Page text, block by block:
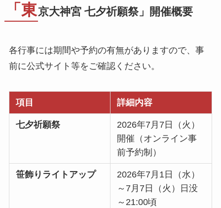
「東京大神宮 七夕祈願祭」開催概要
各行事には期間や予約の有無がありますので、事
前に公式サイト等をご確認ください。
項目 詳細内容
七夕祈願祭
2026年7月7日（火）
開催（オンライン事
前予約制）
笹飾りライトアップ
2026年7月1日（水）
～7月7日（火）日没
～21:00頃